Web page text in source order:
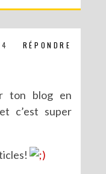
RÉPONDRE
ton blog en
c’est super